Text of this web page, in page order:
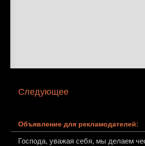
Следующее
Объявление для рекламодателей:
Господа, уважая себя, мы делаем